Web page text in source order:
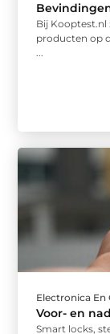
Bij Kooptest.nl
producten op
...
Electronica
Voor- en
Smart locks,